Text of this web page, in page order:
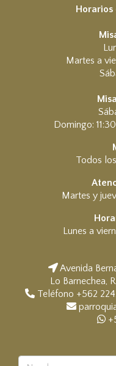
Horarios
Martes a
Domingo:
Todos
Martes y
Lunes a
Avenida
Lo Barnechea,
Teléfono +562